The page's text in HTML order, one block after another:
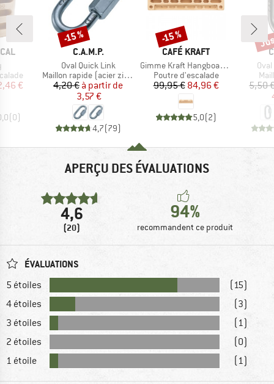
réduit
€
(0)
MARQUE
C.A.M.P.
Article
Oval Quick Link
Product group
Maillon rapide (acier zingué)
Prix
4,20 € Prix réduit
à partir de
3,57 €
4,7(79)
Remise
-15 %
MARQUE
CAFÉ KRAFT
Article
Gimme Kraft Hangboard Large
Product group
Poutre d'escalade
Prix
99,95 €Prix réduit
84,96 €
5,0(2)
Remise
-15 %
5,50
APERÇU DES ÉVALUATIONS
4,6
(20)
94%
recommandent ce produit
ÉVALUATIONS
5 étoiles
(15)
4 étoiles
(3)
3 étoiles
(1)
2 étoiles
(0)
1 étoile
(1)